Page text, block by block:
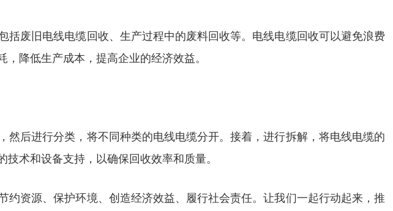
废旧电线电缆回收、生产过程中的废料回收等。电线电缆回收可以避免浪费
降低生产成本，提高企业的经济效益。
后进行分类，将不同种类的电线电缆分开。接着，进行拆解，将电线电缆的
术和设备支持，以确保回收效率和质量。
资源、保护环境、创造经济效益、履行社会责任。让我们一起行动起来，推